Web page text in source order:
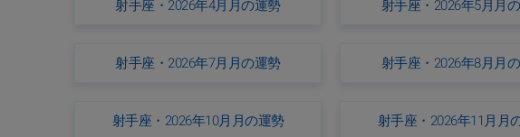
射手座・2026年4月月の運勢 射手座・2026年5月月
射手座・2026年7月月の運勢 射手座・2026年8月月
射手座・2026年10月月の運勢 射手座・2026年11月月